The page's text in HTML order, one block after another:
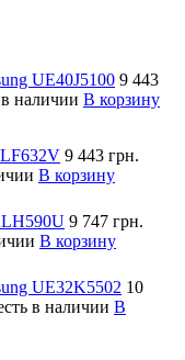
UE40J5100 9 443
наличии В корзину
9 443 грн.
В корзину
9 747 грн.
В корзину
UE32K5502 10
в наличии В